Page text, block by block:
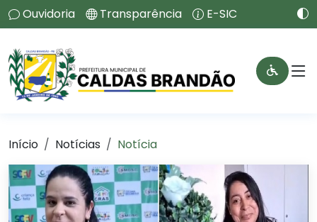
Ouvidoria Transparência E-SIC
Início Notícias Notícia